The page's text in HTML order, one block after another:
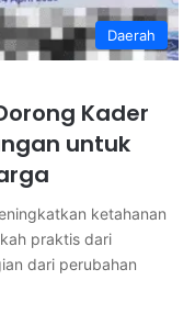
Daerah
Kader
untuk
ketahanan
praktis dari
dari perubahan